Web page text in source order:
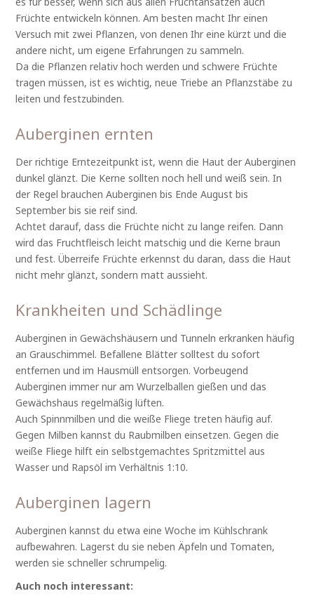
Früchte entwickeln können. Am besten macht Ihr einen
Versuch mit zwei Pflanzen, von denen Ihr eine kürzt und die
andere nicht, um eigene Erfahrungen zu sammeln.
Da die Pflanzen relativ hoch werden und schwere Früchte
tragen müssen, ist es wichtig, neue Triebe an Pflanzstäbe zu
leiten und festzubinden.
Auberginen ernten
Der richtige Erntezeitpunkt ist, wenn die Haut der Auberginen
dunkel glänzt. Die Kerne sollten noch hell und weiß sein. In
der Regel brauchen Auberginen bis Ende August bis
September bis sie reif sind.
Achtet darauf, dass die Früchte nicht zu lange reifen. Dann
wird das Fruchtfleisch leicht matschig und die Kerne braun
und fest. Überreife Früchte erkennst du daran, dass die Haut
nicht mehr glänzt, sondern matt aussieht.
Krankheiten und Schädlinge
Auberginen in Gewächshäusern und Tunneln erkranken häufig
an Grauschimmel. Befallene Blätter solltest du sofort
entfernen und im Hausmüll entsorgen. Vorbeugend
Auberginen immer nur am Wurzelballen gießen und das
Gewächshaus regelmäßig lüften.
Auch Spinnmilben und die weiße Fliege treten häufig auf.
Gegen Milben kannst du Raubmilben einsetzen. Gegen die
weiße Fliege hilft ein selbstgemachtes Spritzmittel aus
Wasser und Rapsöl im Verhältnis 1:10.
Auberginen lagern
Auberginen kannst du etwa eine Woche im Kühlschrank
aufbewahren. Lagerst du sie neben Äpfeln und Tomaten,
werden sie schneller schrumpelig.
Auch noch interessant: